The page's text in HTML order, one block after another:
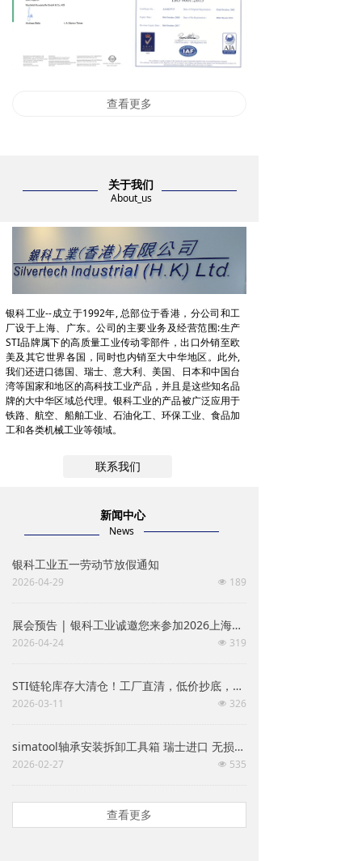
查看更多
About_us
关于我们
银科工业--成立于1992年, 总部位于香港，分公司和工
厂设于上海、广东。公司的主要业务及经营范围:生产
STI品牌属下的高质量工业传动零部件，出口外销至欧
美及其它世界各国，同时也内销至大中华地区。此外,
我们还进口德国、瑞士、意大利、美国、日本和中国台
湾等国家和地区的高科技工业产品，并且是这些知名品
牌的大中华区域总代理。银科工业的产品被广泛应用于
铁路、航空、船舶工业、石油化工、环保工业、食品加
工和各类机械工业等领域。
联系我们
News
新闻中心
银科工业五一劳动节放假通知
넶 189
2026-04-29
展会预告 | 银科工业诚邀您来参加2026上海紧固件展会
넶 319
2026-04-24
STI链轮库存大清仓！工厂直清，低价抄底，速来！！！
넶 326
2026-03-11
simatool轴承安装拆卸工具箱 瑞士进口 无损防护 机械维保专用 多型号可选
넶 535
2026-02-27
查看更多